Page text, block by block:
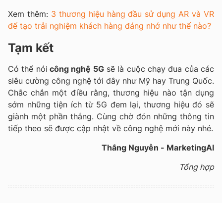
Xem thêm: 3 thương hiệu hàng đầu sử dụng AR và VR
để tạo trải nghiệm khách hàng đáng nhớ như thế nào?
Tạm kết
Có thể nói công nghệ 5Gsẽ là cuộc chạy đua của các
siêu cường công nghệ tới đây như Mỹ hay Trung Quốc.
Chắc chắn một điều rằng, thương hiệu nào tận dụng
sớm những tiện ích từ 5G đem lại, thương hiệu đó sẽ
giành một phần thắng. Cùng chờ đón những thông tin
tiếp theo sẽ được cập nhật về công nghệ mới này nhé.
Thắng Nguyễn - MarketingAI
Tổng hợp